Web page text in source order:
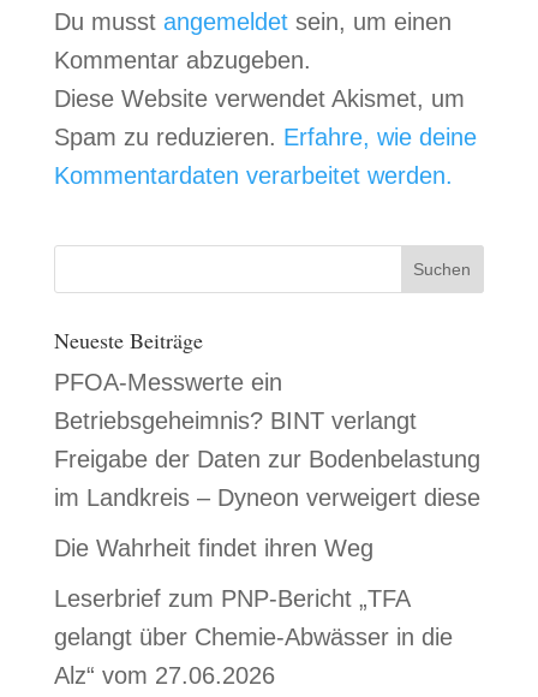
Du musst angemeldetsein, um einen
Kommentar abzugeben.
Diese Website verwendet Akismet, um
Spam zu reduzieren. Erfahre, wie deine
Kommentardaten verarbeitet werden.
Neueste Beiträge
PFOA-Messwerte ein
Betriebsgeheimnis? BINT verlangt
Freigabe der Daten zur Bodenbelastung
im Landkreis – Dyneon verweigert diese
Die Wahrheit findet ihren Weg
Leserbrief zum PNP-Bericht „TFA
gelangt über Chemie-Abwässer in die
Alz“ vom 27.06.2026